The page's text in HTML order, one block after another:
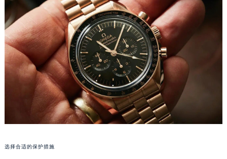
选择合适的保护措施